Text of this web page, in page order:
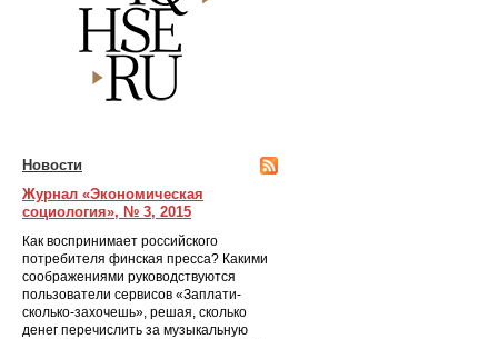
Новости
Журнал «Экономическая
социология», № 3, 2015
Как воспринимает российского
потребителя финская пресса? Какими
соображениями руководствуются
пользователи сервисов «Заплати-
сколько-захочешь», решая, сколько
денег перечислить за музыкальную